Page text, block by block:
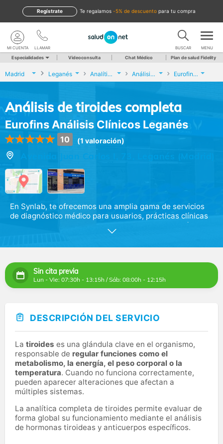
te regalamos -5% de descuento para tu compra
Regístrate
LLAMAR
MI CUENTA BUSCAR MENU
Especialidades Videoconsulta Chat Médico Plan de salud Fidelity
Madrid Leganés Analíticas y Genética Análisis de tiroides completa Eurofins Análisis Clínicos Leganés
Análisis de tiroides completa
Eurofins Análisis Clínicos Leganés
10 (1 valoración)
Avenida Juan Carlos I, 73, Leganés (Madrid)
En Synlab, te ofrecemos una amplia gama de servicios
de diagnóstico médico para usuarios, prácticas clínicas
y el sector de la salud en general. Procesamos más de
1,5 millones de pruebas diariamente en nuestros
tratamiento más adecuado. Disponemos de tecnología
de diagnóstico de última generación para ofrecerte la
mejor asistencia médica posible.
nuestro equipo de expertos para que te asesoren sobre
el tipo de diagnóstico recomendado y te ayuden en la
recuperación y bienestar.
Sin cita previa
Lun - Vie: 07:30h - 13:15h / Sáb: 08:00h - 12:15h
DESCRIPCIÓN DEL SERVICIO
La tiroides es una glándula clave en el organismo,
responsable de regular funciones como el
metabolismo, la energía, el peso corporal o la
temperatura. Cuando no funciona correctamente,
pueden aparecer alteraciones que afectan a
múltiples sistemas.
La analítica completa de tiroides permite evaluar de
forma global su funcionamiento mediante el análisis
de hormonas tiroideas y anticuerpos específicos.